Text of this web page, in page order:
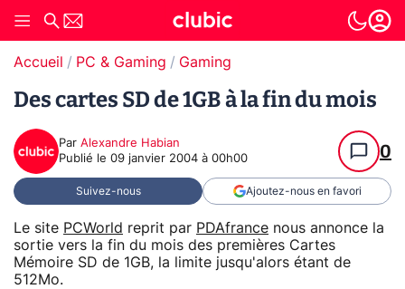
Accueil PC & Gaming Gaming
Des cartes SD de 1GB à la fin du mois
Par Alexandre Habian
Publié le 09 janvier 2004 à 00h00 0
Suivez-nous Ajoutez-nous en favori
Le site PCWorld reprit par PDAfrance nous annonce la
sortie vers la fin du mois des premières Cartes
Mémoire SD de 1GB, la limite jusqu'alors étant de
512Mo.